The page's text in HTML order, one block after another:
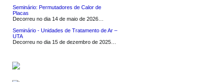
Seminário: Permutadores de Calor de
Placas
Decorreu no dia 14 de maio de 2026…
Seminário - Unidades de Tratamento de Ar –
UTA
Decorreu no dia 15 de dezembro de 2025…